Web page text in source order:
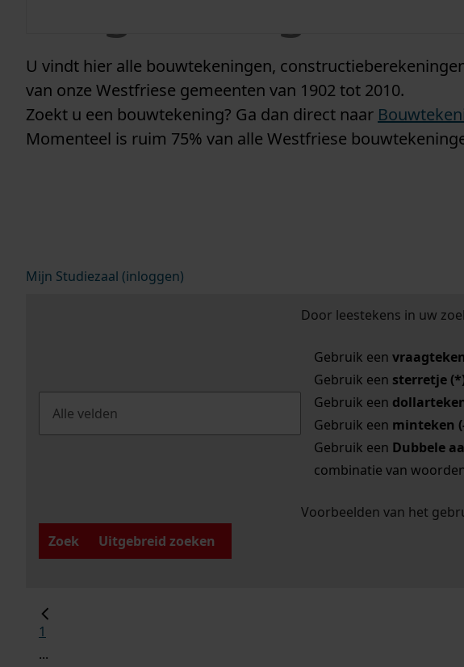
U vindt hier alle bouwtekeningen,
van onze Westfriese gemeenten van 1902 tot 2010.
Zoekt u een bouwtekening? Ga dan direct naar
Momenteel is ruim 75% van alle Westfriese
Mijn Studiezaal (inloggen)
Door leestekens in uw
Gebruik een
Gebruik een sterretje
Gebruik een
Gebruik een minteken
Gebruik een Dubbele
combinatie van
Voorbeelden van het
Zoek
Uitgebreid zoeken
1
...